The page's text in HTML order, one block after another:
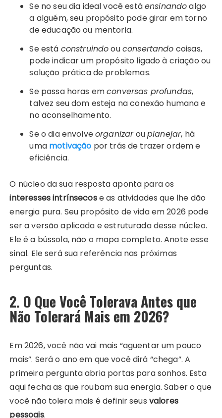
Se no seu dia ideal você estáensinandoalgo
a alguém, seu propósito pode girar em torno
de educação ou mentoria.
Se está construindoouconsertando coisas,
pode indicar um propósito ligado à criação ou
solução prática de problemas.
Se passa horas emconversas profundas,
talvez seu dom esteja na conexão humana e
no aconselhamento.
Se o dia envolveorganizarouplanejar, há
uma motivação por trás de trazer ordem e
eficiência.
O núcleo da sua resposta aponta para os
interesses intrínsecose as atividades que lhe dão
energia pura. Seu propósito de vida em 2026 pode
ser a versão aplicada e estruturada desse núcleo.
Ele é a bússola, não o mapa completo. Anote esse
sinal. Ele será sua referência nas próximas
perguntas.
2. O Que Você Tolerava Antes que
Não Tolerará Mais em 2026?
Em 2026, você não vai mais “aguentar um pouco
mais”. Será o ano em que você dirá “chega”. A
primeira pergunta abria portas para sonhos. Esta
aqui fecha as que roubam sua energia. Saber o que
você não tolera mais é definir seus valores
pessoais.